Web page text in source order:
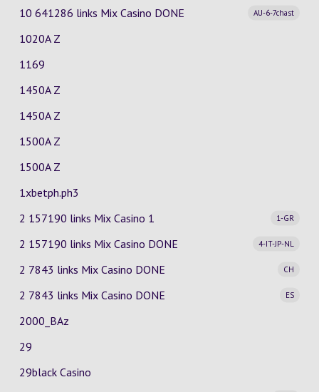
10 641286 links Mix Casino
AU-6-7chast
DONE
1020A Z
1169
1450A Z
1450A Z
1500A Z
1500A Z
1xbetph.ph3
2 157190 links Mix Casino
1-GR
1
2 157190 links Mix Casino
4-IT-JP-NL
DONE
2 7843 links Mix Casino
CH
DONE
2 7843 links Mix Casino
ES
DONE
2000_BAz
29
29black Casino